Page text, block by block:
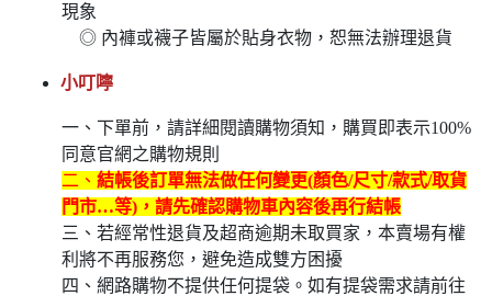
現象
◎ 內褲或襪子皆屬於貼身衣物，恕無法辦理退貨
小叮嚀
一、下單前，請詳細閱讀購物須知，購買即表示100%
同意官網之購物規則
二、 結帳後訂單無法做任何變更(顏色/尺寸/款式/取貨
門市…等)，請先確認購物車內容後再行結帳
三、若經常性退貨及超商逾期未取買家，本賣場有權
利將不再服務您，避免造成雙方困擾
四、網路購物不提供任何提袋。如有提袋需求請前往